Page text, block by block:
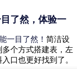
了然，体验一
一目了然！ 简洁设
个方式搭建表，左
口也更好找到了。